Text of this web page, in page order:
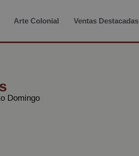
Arte Colonial Ventas Destacadas
Domingo